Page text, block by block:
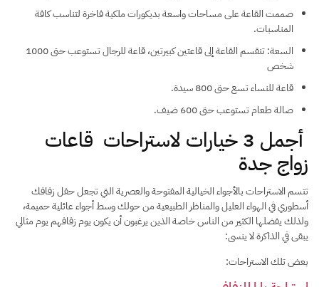
صممت القاعة على مساحات واسعة بديكورات ملكية فاخرة لتناسب كافة
المناسبات.
السعة: تنقسم القاعة إلى قاعتين كبيرتين، قاعة للرجال تستوعب حتى 1000
شخص
قاعة للنساء تسع حتى 800 سيدة.
صالة طعام تستوعب حتى 600 ضيف.
أجمل 3 خيارات لاستراحات قاعات
زواج جدة
تتسم الاستراحات بالأجواء الخيالية المفتوحة والعصرية التي تجعل حفل زفافك
أسطوري في الهواء العليل والمناظر الطبيعية من حولك وسط أجواء عائلية حميمة،
ولذلك يفضلها الكثير من الناس خاصة الذين يرغبون أن يكون يوم زفافهم يوم مثالي
يبقى في الذاكرة لا ينسى:
بعض تلك الاستراحات: